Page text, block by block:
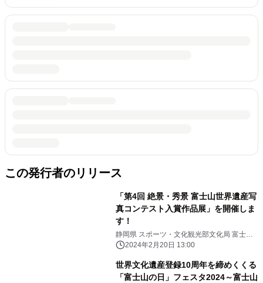
この発行者のリリース
「第4回 絶景・秀景 富士山世界遺産写
真コンテスト入賞作品展」を開催しま
す！
静岡県 スポーツ・文化観光部文化局 富士山
世界遺産課
2024年2月20日 13:00
世界文化遺産登録10周年を締めくくる
「富士山の日」フェスタ2024～富士山